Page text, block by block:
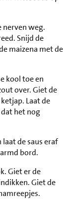
nerven weg.
Snijd de
maizena met de
kool toe en
over. Giet de
Laat de
het nog
de saus eraf
bord.
Giet er de
Giet de